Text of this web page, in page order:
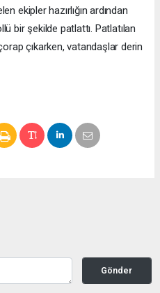
ekipler hazırlığın ardından
bir şekilde patlattı. Patlatılan
çıkarken, vatandaşlar derin
Gönder